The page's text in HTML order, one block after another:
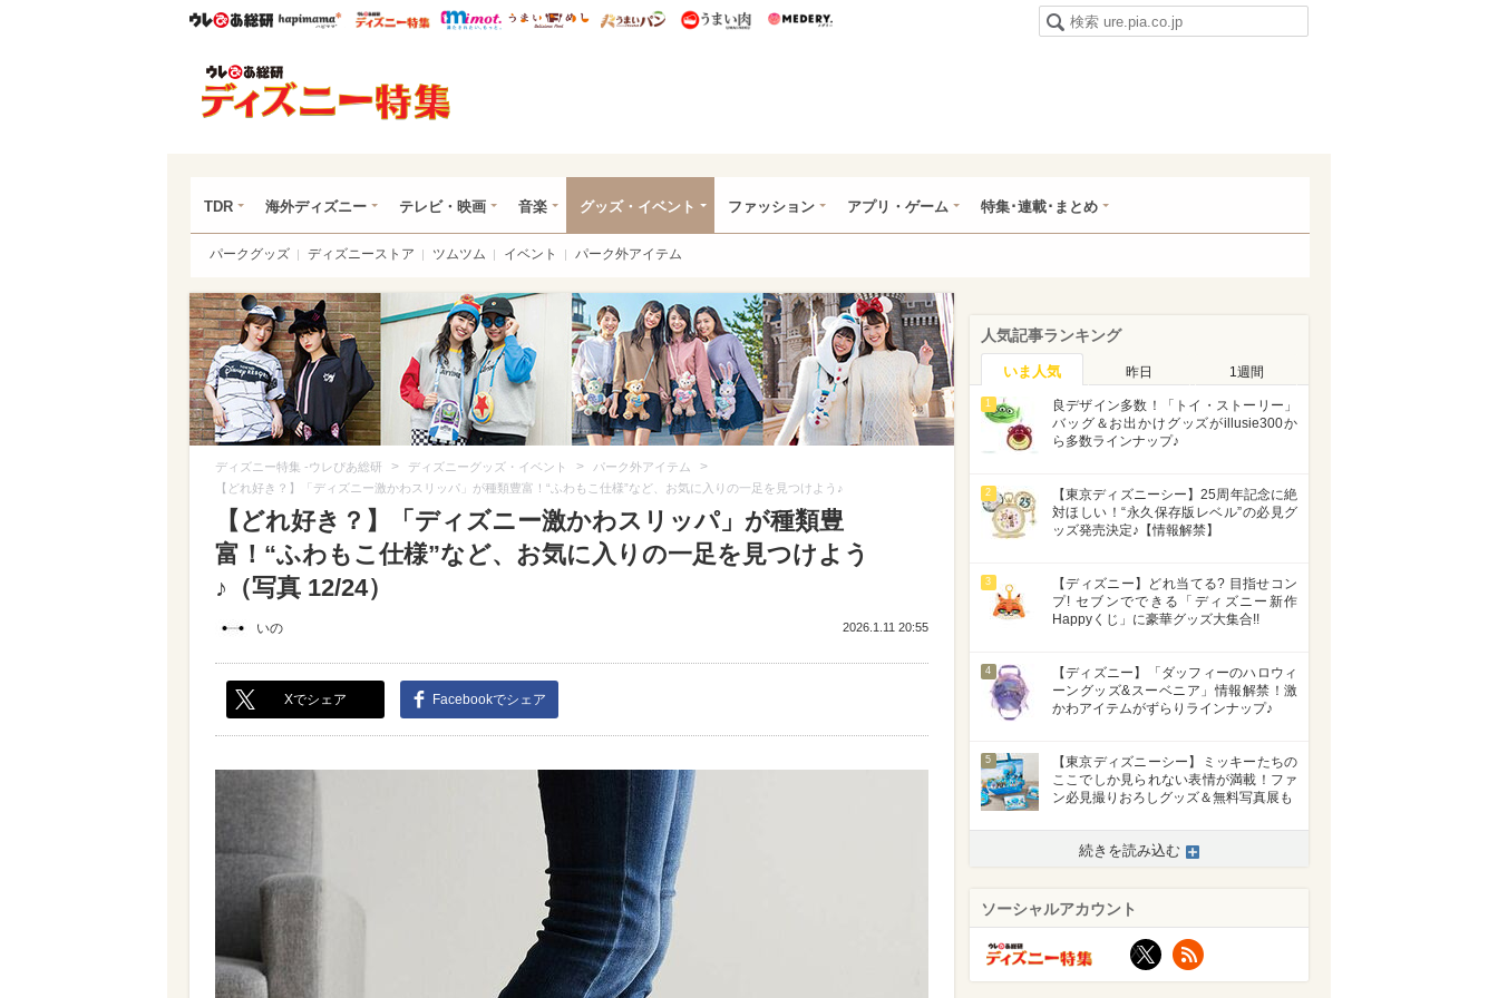
ウレぴあ総研ハピママ* ウレぴあ総研 ディズニー特集
mimot. うまいめし うまいパン うまい肉
TDR 海外ディズニー テレビ・映画 音楽 グッズ・イベント ファッション アプリ・ゲーム 特集･連載･まとめ
パークグッズ ディズニーストア ツムツム イベント パーク外アイテム
ディズニー特集 -ウレぴあ総研 > ディズニーグッズ・イベント > パーク外アイテム >
【どれ好き？】「ディズニー激かわスリッパ」が種類豊富！“ふわもこ仕様”など、お気に入りの一足を見つけよう♪
【どれ好き？】「ディズニー激かわスリッパ」が種類豊
富！“ふわもこ仕様”など、お気に入りの一足を見つけよう
♪（写真 12/24）
いの 2026.1.11 20:55
Xでシェア Facebookでシェア
人気記事ランキング
いま人気 昨日 1週間
1
良デザイン多数！「トイ・ストーリー」
バッグ＆お出かけグッズがillusie300か
ら多数ラインナップ♪
2
【東京ディズニーシー】25周年記念に絶
対ほしい！“永久保存版レベル”の必見グ
ッズ発売決定♪【情報解禁】
3
【ディズニー】どれ当てる? 目指せコン
プ! セブンでできる「ディズニー新作
Happyくじ」に豪華グッズ大集合!!
4
【ディズニー】「ダッフィーのハロウィ
ーングッズ&スーベニア」情報解禁！激
かわアイテムがずらりラインナップ♪
5
【東京ディズニーシー】ミッキーたちの
ここでしか見られない表情が満載！ファ
ン必見撮りおろしグッズ＆無料写真展も
続きを読み込む
ソーシャルアカウント
X